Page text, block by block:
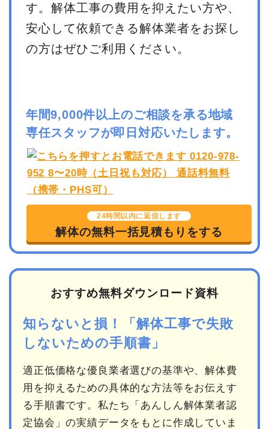
す。解体工事の費用を抑えたい方や、
安心して依頼できる解体業者をお探し
の方はぜひご利用ください。
年間9,000件以上のご相談を承る地域
専任スタッフが即日対応いたします。
24時間以内に返信します
解体の無料一括見積もりをする
おすすめ無料ダウンロード資料
知らないと損！「解体工事で失敗
しないための手順書」
適正低価格な優良業者選びの基準や、解体費
用を抑えるための具体的な方法等をお伝えす
る手順書です。私たち「あんしん解体業者認
定協会」の実績データをもとに作成していま